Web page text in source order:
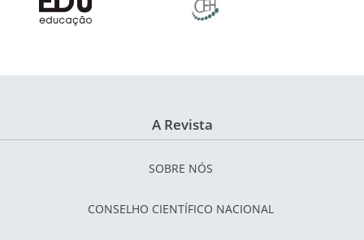
A Revista
SOBRE NÓS
CONSELHO CIENTÍFICO NACIONAL